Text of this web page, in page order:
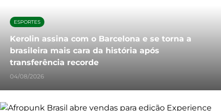
ESPORTES
Kerolin assina com o Barcelona e se torna a
brasileira mais cara da história após
transferência recorde
04/08/2026